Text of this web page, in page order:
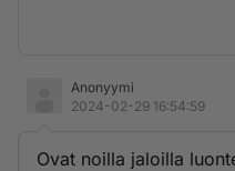
Anonyymi
2024-02-29 16:54:59
Ovat noilla jaloilla